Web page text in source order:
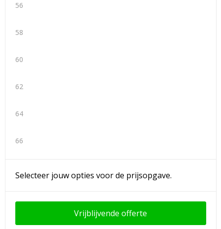
56
58
60
62
64
66
Selecteer jouw opties voor de prijsopgave.
Vrijblijvende offerte